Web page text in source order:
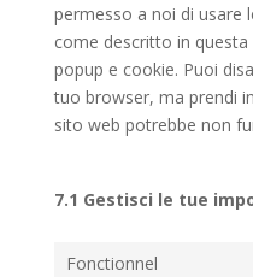
permesso a noi di usare
come descritto in
popup e cookie. Puoi
tuo browser, ma prendi
sito web potrebbe non
7.1 Gestisci le tue
Fonctionnel